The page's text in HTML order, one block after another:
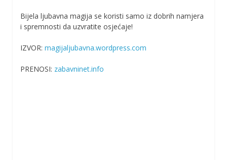
Bijela ljubavna magija se koristi samo iz dobrih namjera
i spremnosti da uzvratite osjećaje!
IZVOR: magijaljubavna.wordpress.com
PRENOSI: zabavninet.info